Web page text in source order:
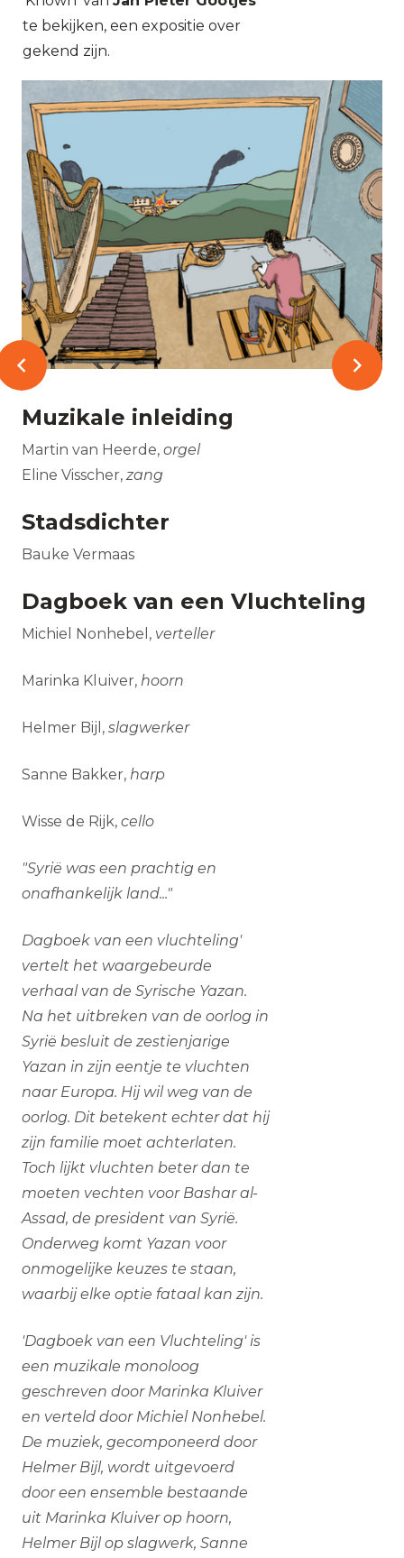
te bekijken, een expositie over
gekend zijn.
Muzikale inleiding
Martin van Heerde, orgel
Eline Visscher, zang
Stadsdichter
Bauke Vermaas
Dagboek van een Vluchteling
Michiel Nonhebel, verteller
Marinka Kluiver, hoorn
Helmer Bijl, slagwerker
Sanne Bakker, harp
Wisse de Rijk, cello
"Syrië was een prachtig en
onafhankelijk land..."
Dagboek van een vluchteling'
vertelt het waargebeurde
verhaal van de Syrische Yazan.
Na het uitbreken van de oorlog in
Syrië besluit de zestienjarige
Yazan in zijn eentje te vluchten
naar Europa. Hij wil weg van de
oorlog. Dit betekent echter dat hij
zijn familie moet achterlaten.
Toch lijkt vluchten beter dan te
moeten vechten voor Bashar al-
Assad, de president van Syrië.
Onderweg komt Yazan voor
onmogelijke keuzes te staan,
waarbij elke optie fataal kan zijn.
'Dagboek van een Vluchteling' is
een muzikale monoloog
geschreven door Marinka Kluiver
en verteld door Michiel Nonhebel.
De muziek, gecomponeerd door
Helmer Bijl, wordt uitgevoerd
door een ensemble bestaande
uit Marinka Kluiver op hoorn,
Helmer Bijl op slagwerk, Sanne